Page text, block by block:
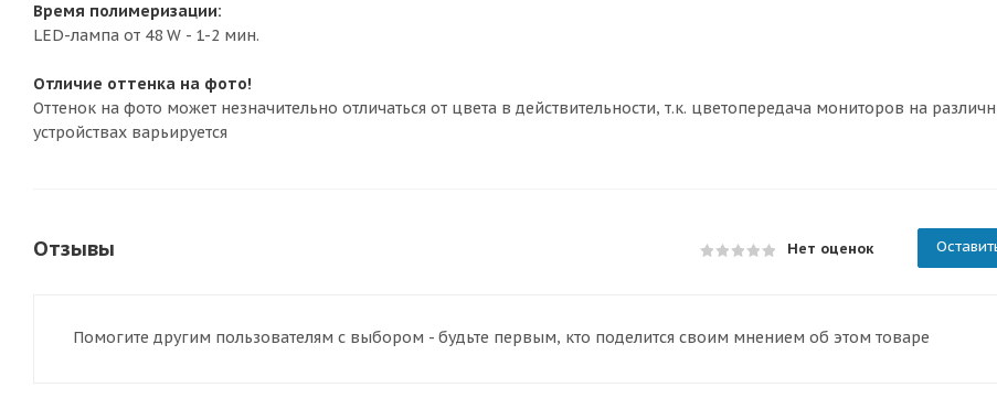
Время полимеризации:
LED-лампа от 48 W - 1-2 мин.
Отличие оттенка на фото!
Оттенок на фото может незначительно отличаться от цвета в действительности, т.к. цветопередача мониторов на
устройствах варьируется
Отзывы Нет оценок
Помогите другим пользователям с выбором - будьте первым, кто поделится своим мнением об этом товаре